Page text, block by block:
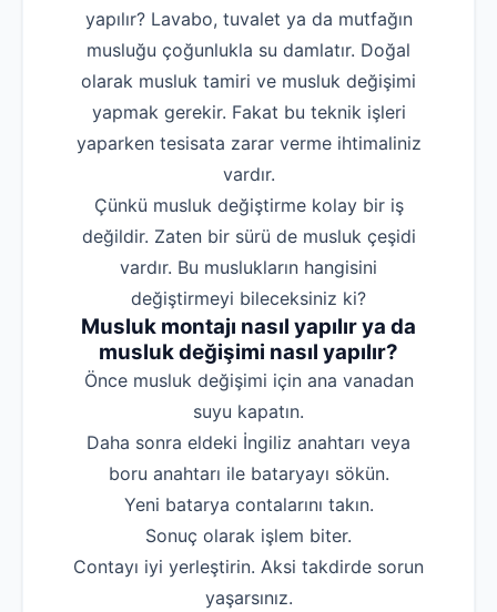
yapılır? Lavabo, tuvalet ya da mutfağın
musluğu çoğunlukla su damlatır. Doğal
olarak musluk tamiri ve musluk değişimi
yapmak gerekir. Fakat bu teknik işleri
yaparken tesisata zarar verme ihtimaliniz
vardır.
Çünkü musluk değiştirme kolay bir iş
değildir. Zaten bir sürü de musluk çeşidi
vardır. Bu muslukların hangisini
değiştirmeyi bileceksiniz ki?
Musluk montajı nasıl yapılır ya da
musluk değişimi nasıl yapılır?
‌Önce musluk değişimi için ana vanadan
suyu kapatın.
‌Daha sonra eldeki İngiliz anahtarı veya
boru anahtarı ile bataryayı sökün.
‌Yeni batarya contalarını takın.
‌Sonuç olarak işlem biter.
‌Contayı iyi yerleştirin. Aksi takdirde sorun
yaşarsınız.